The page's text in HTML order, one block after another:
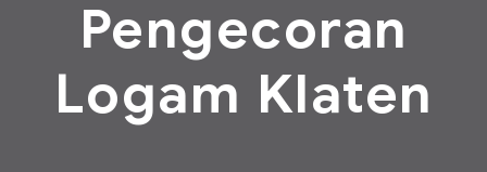
Pengecoran
Logam Klaten